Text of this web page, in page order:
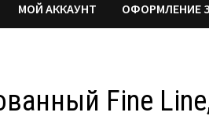
МОЙ АККАУНТ ОФОРМЛЕНИЕ
Fine